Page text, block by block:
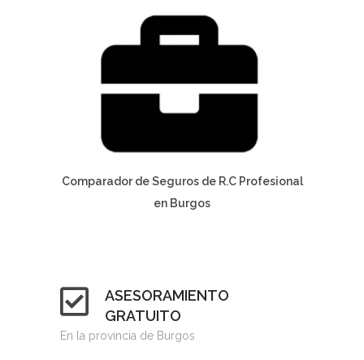
Comparador de Seguros de R.C Profesional
en Burgos
ASESORAMIENTO
GRATUITO
En la provincia de Burgos